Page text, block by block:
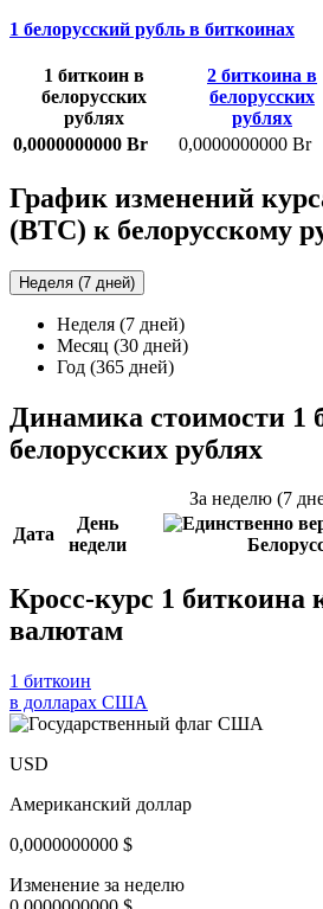
1 белорусский рубль в биткоинах
1 биткоин в
белорусских
рублях
2 биткоина в
белорусских
рублях
0,0000000000 Br
0,0000000000 Br
График изменений
(BTC) к белорусскому
Неделя (7 дней)
Неделя (7 дней)
Месяц (30 дней)
Год (365 дней)
Динамика стоимости 1
белорусских рублях
За неделю (7
Дата
День
недели
Кросс-курс 1 биткоина
валютам
1 биткоин
в долларах США
USD
Американский доллар
0,0000000000 $
Изменение за неделю